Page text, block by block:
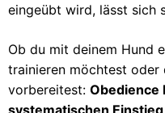
eingeübt wird, lässt sich
Ob du mit deinem Hund
trainieren möchtest
vorbereitest: Obedience
systematischen